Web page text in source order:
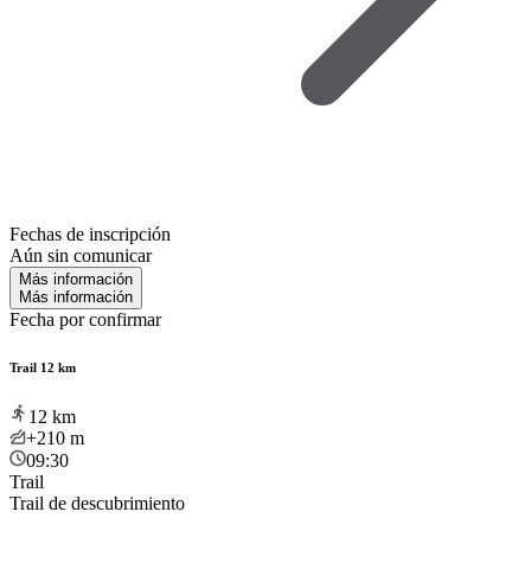
Fechas de inscripción
Aún sin comunicar
Más información
Más información
Fecha por confirmar
Trail 12 km
12 km
+210 m
09:30
Trail
Trail de descubrimiento